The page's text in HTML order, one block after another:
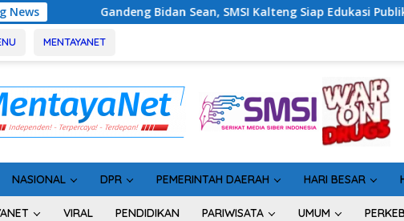
NewsSMSI Kalteng Siap Edukasi Publik Soal Peran Strategis DPD RI
MENTAYANET
NASIONAL DPR PEMERINTAH DAERAH HARI BESAR
VIRAL PENDIDIKAN PARIWISATA UMUM